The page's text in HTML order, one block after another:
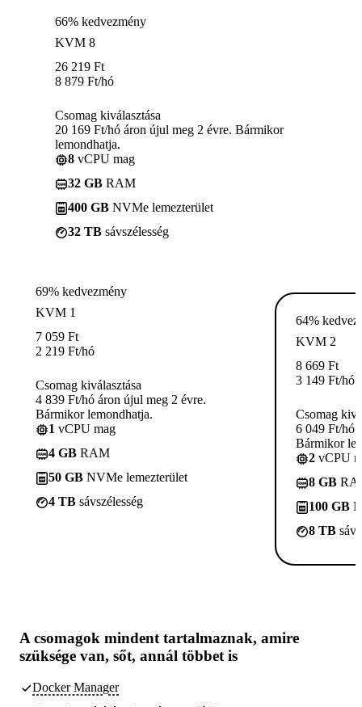
66% kedvezmény
KVM 8
26 219 Ft
8 879 Ft/hó
Csomag kiválasztása
20 169 Ft/hó áron újul meg 2 évre. Bármikor
lemondhatja.
8 vCPU mag
32 GB RAM
400 GB NVMe lemezterület
32 TB sávszélesség
69% kedvezmény
KVM 1
7 059 Ft
2 219 Ft/hó
Csomag kiválasztása
4 839 Ft/hó áron újul meg 2 évre.
Bármikor lemondhatja.
1 vCPU mag
4 GB RAM
50 GB NVMe lemezterület
4 TB sávszélesség
64%
KVM 2
8 669 Ft
3 149 Ft/hó
Csomag
6 049 Ft/hó
Bármikor
2 vCPU
8 GB
100 GB
8 TB
A csomagok mindent tartalmaznak, amire
szüksége van, sőt, annál többet is
Docker Manager